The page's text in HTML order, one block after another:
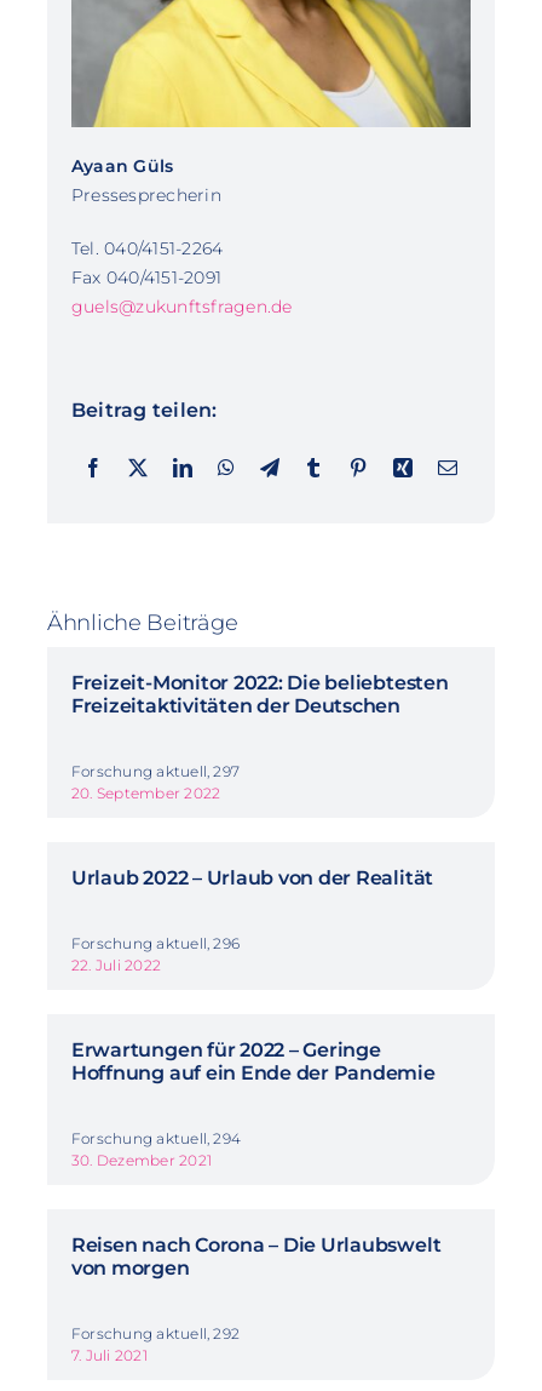
Ayaan Güls
Pressesprecherin
Tel. 040/4151-2264
Fax 040/4151-2091
guels@zukunftsfragen.de
Beitrag teilen:
Ähnliche Beiträge
Freizeit-Monitor 2022: Die beliebtesten
Freizeitaktivitäten der Deutschen
Forschung aktuell, 297
20. September 2022
Urlaub 2022 – Urlaub von der Realität
Forschung aktuell, 296
22. Juli 2022
Erwartungen für 2022 – Geringe
Hoffnung auf ein Ende der Pandemie
Forschung aktuell, 294
30. Dezember 2021
Reisen nach Corona – Die Urlaubswelt
von morgen
Forschung aktuell, 292
7. Juli 2021